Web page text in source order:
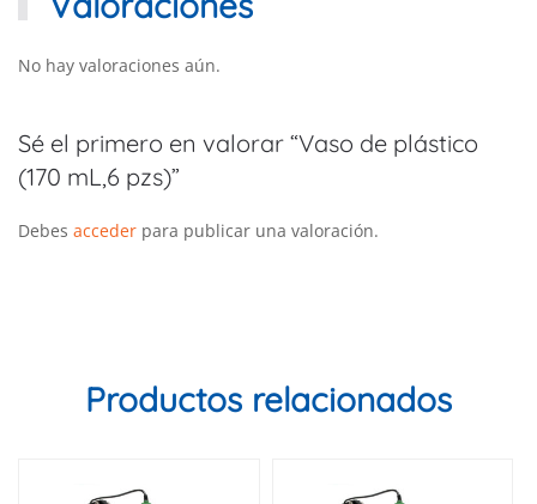
No hay valoraciones aún.
Sé el primero en valorar “Vaso de plástico
(170 mL,6 pzs)”
Debes acceder para publicar una valoración.
Productos relacionados